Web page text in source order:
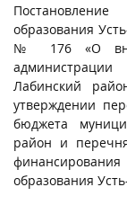
образования
№ 176 «О
Лабинский
утверждении
бюджета
район и
образования